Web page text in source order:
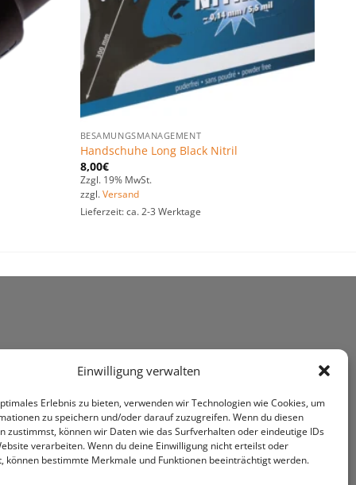
Einwilligung verwalten
Erlebnis zu bieten, verwenden wir Technologien wie Cookies, um
zu speichern und/oder darauf zuzugreifen. Wenn du diesen
zustimmst, können wir Daten wie das Surfverhalten oder eindeutige IDs
verarbeiten. Wenn du deine Einwilligung nicht erteilst oder
können bestimmte Merkmale und Funktionen beeinträchtigt werden.
BESAMUNGSMANAGEMENT
Handschuhe Long Black Nitril
8,00€
Zzgl. 19% MwSt.
zzgl. Versand
Lieferzeit: ca. 2-3 Werktage